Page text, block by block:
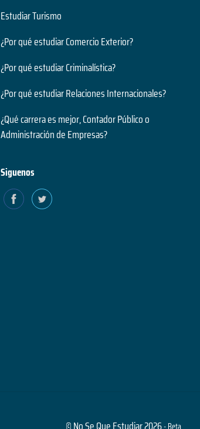
Estudiar Turismo
¿Por qué estudiar Comercio Exterior?
¿Por qué estudiar Criminalística?
¿Por qué estudiar Relaciones Internacionales?
¿Qué carrera es mejor, Contador Público o
Administración de Empresas?
Siguenos